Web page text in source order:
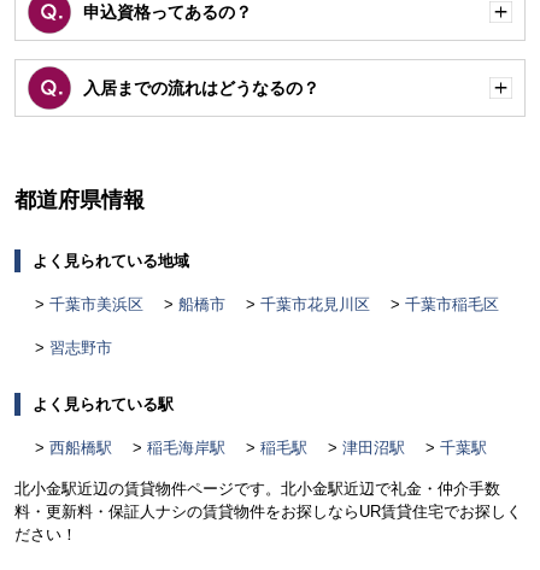
申込資格ってあるの？
く
入居までの流れはどうなるの？
く
都道府県情報
よく見られている地域
千葉市美浜区 船橋市 千葉市花見川区 千葉市稲毛区
習志野市
よく見られている駅
西船橋駅 稲毛海岸駅 稲毛駅 津田沼駅 千葉駅
北小金駅近辺の賃貸物件ページです。北小金駅近辺で礼金・仲介手数
料・更新料・保証人ナシの賃貸物件をお探しならUR賃貸住宅でお探しく
ださい！